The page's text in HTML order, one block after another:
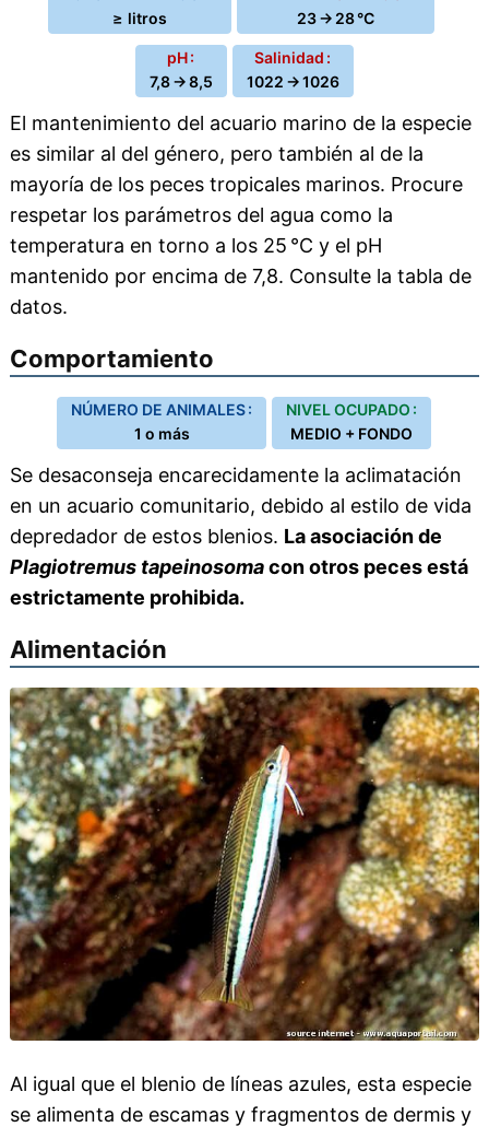
≥ litros
23 → 28 °C
pH :
7,8 → 8,5
Salinidad :
1022 → 1026
El mantenimiento del acuario marino de la especie
es similar al del género, pero también al de la
mayoría de los peces tropicales marinos. Procure
respetar los parámetros del agua como la
temperatura en torno a los 25 °C y el pH
mantenido por encima de 7,8. Consulte la tabla de
datos.
Comportamiento
NÚMERO DE ANIMALES :
1 o más
NIVEL OCUPADO :
MEDIO + FONDO
Se desaconseja encarecidamente la aclimatación
en un acuario comunitario, debido al estilo de vida
depredador de estos blenios. La asociación de
Plagiotremus tapeinosomacon otros peces está
estrictamente prohibida.
Alimentación
Al igual que el blenio de líneas azules, esta especie
se alimenta de escamas y fragmentos de dermis y